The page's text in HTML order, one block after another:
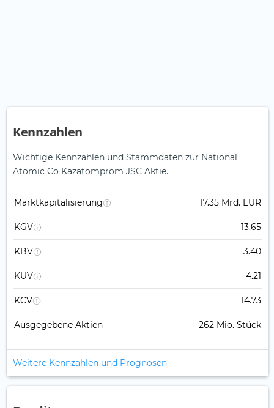
Kennzahlen
Wichtige Kennzahlen und Stammdaten zur National
Atomic Co Kazatomprom JSC Aktie.
Marktkapitalisierung 17.35 Mrd. EUR
KGV 13.65
KBV 3.40
KUV 4.21
KCV 14.73
Ausgegebene Aktien 262 Mio. Stück
Weitere Kennzahlen und Prognosen